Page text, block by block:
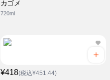
カゴメ
720ml
¥418(税込¥451.44)